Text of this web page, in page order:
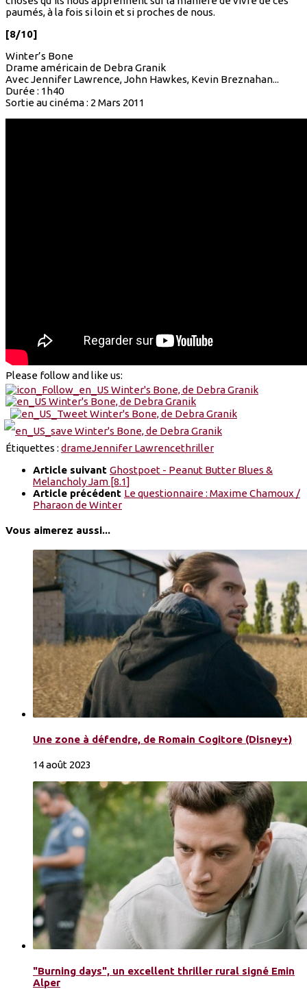
paumés, à la fois si loin et si proches de nous.
[8/10]
Winter’s Bone
Drame américain de Debra Granik
Avec Jennifer Lawrence, John Hawkes, Kevin Breznahan...
Durée : 1h40
Sortie au cinéma : 2 Mars 2011
Please follow and like us:
Étiquettes : drameJennifer Lawrencethriller
Article suivant Ghostpoet - Peanut Butter Blues &
Melancholy Jam [8.1]
Article précédent Le questionnaire : Maxime Chamoux /
Pharaon de Winter
Vous aimerez aussi...
Une zone à défendre, de Romain Cogitore (Disney+)
14 août 2023
"Burning days", un excellent thriller rural signé Emin
Alper